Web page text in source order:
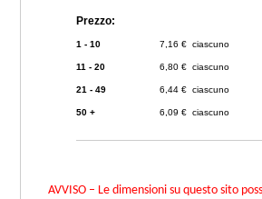
Prezzo:
1 - 10 7,16 € ciascuno
11 - 20 6,80 € ciascuno
21 - 49 6,44 € ciascuno
50 + 6,09 € ciascuno
AVVISO – Le dimensioni su questo sito